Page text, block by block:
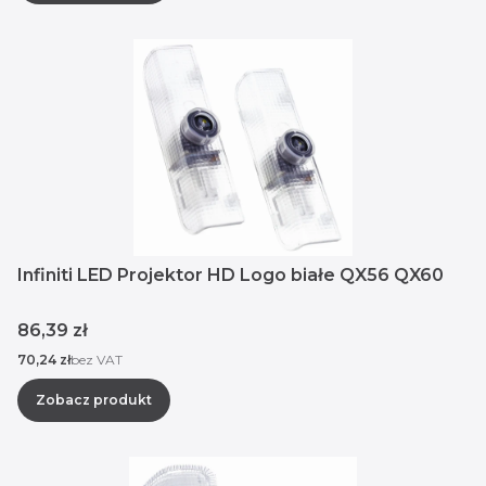
Infiniti LED Projektor HD Logo białe QX56 QX60
Cena
86,39 zł
Cena
70,24 złbez VAT
Zobacz produkt